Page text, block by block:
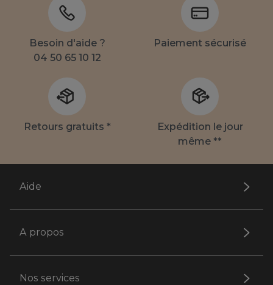
Besoin d'aide ?
04 50 65 10 12
Paiement sécurisé
Retours gratuits *
Expédition le jour
même **
Aide
A propos
Nos services